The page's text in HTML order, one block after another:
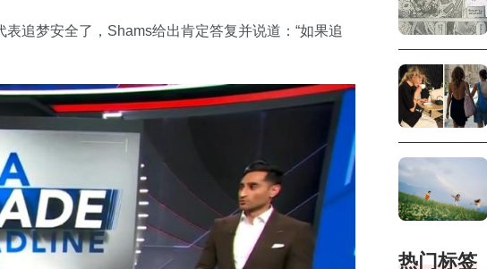
追梦安全了，Shams给出肯定答复并说道：“如果追
热门标签